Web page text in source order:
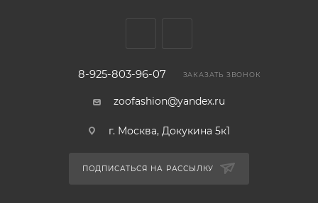
8-925-803-96-07 ЗАКАЗАТЬ ЗВОНОК
zoofashion@yandex.ru
г. Москва, Докукина 5к1
ПОДПИСАТЬСЯ НА РАССЫЛКУ